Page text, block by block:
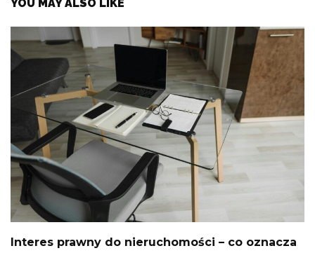
YOU MAY ALSO LIKE
Interes prawny do nieruchomości – co oznacza